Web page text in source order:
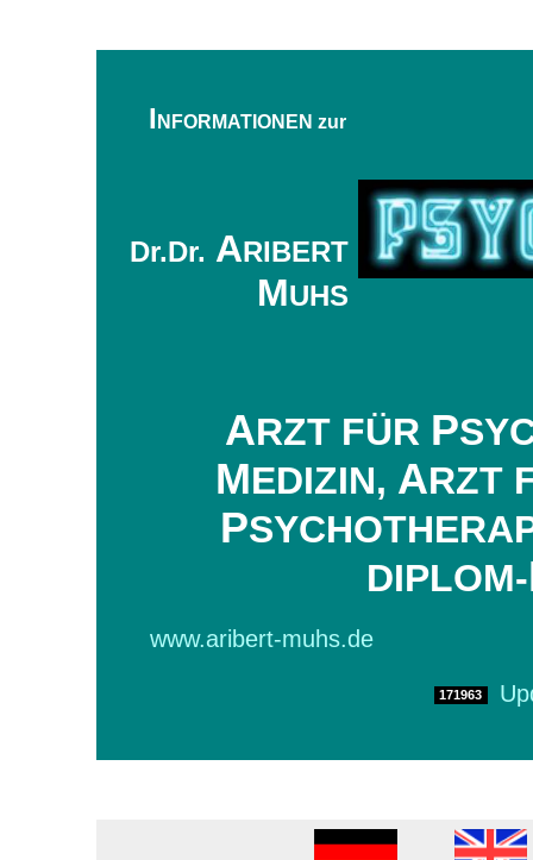
I NFORMATIONEN zur
Dr.Dr. ARIBERT
MUHS
ARZT FÜR P
MEDIZIN, ARZT
P
DIPLOM-
171963